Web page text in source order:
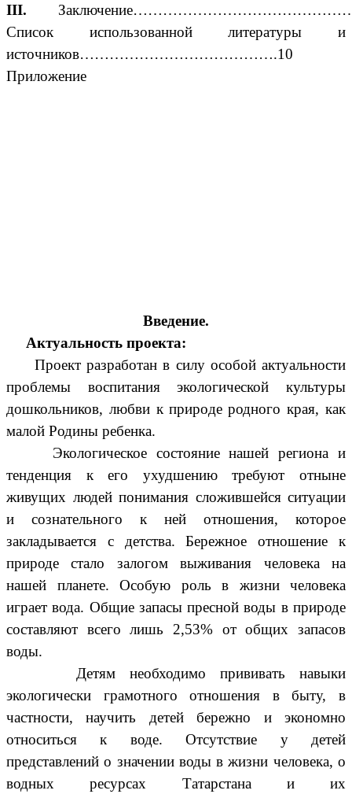
III.
Список использованной литературы и
источников………………………………….10
Приложение
Введение.
Актуальность проекта:
Проект разработан в силу особой актуальности
проблемы воспитания экологической культуры
дошкольников, любви к природе родного края, как
малой Родины ребенка.
Экологическое состояние нашей региона и
тенденция к его ухудшению требуют отныне
живущих людей понимания сложившейся ситуации
и сознательного к ней отношения, которое
закладывается с детства. Бережное отношение к
природе стало залогом выживания человека на
нашей планете. Особую роль в жизни человека
играет вода. Общие запасы пресной воды в природе
составляют всего лишь 2,53% от общих запасов
воды.
Детям необходимо прививать навыки
экологически грамотного отношения в быту, в
частности, научить детей бережно и экономно
относиться к воде. Отсутствие у детей
представлений о значении воды в жизни человека, о
водных ресурсах Татарстана и их